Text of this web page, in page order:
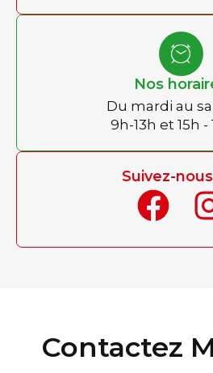
Nos
Du mardi au
9h-13h et 15h -
Suivez-
Contactez